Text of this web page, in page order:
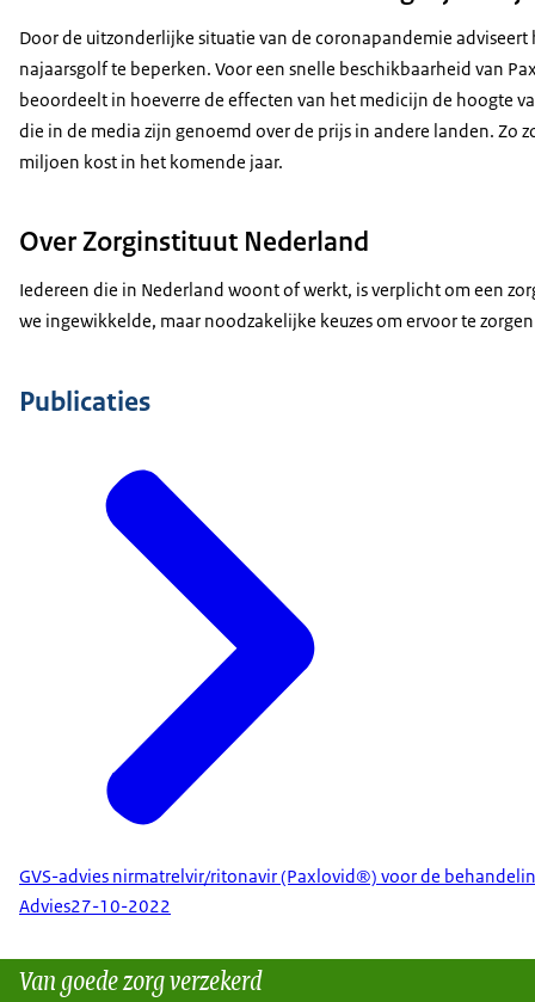
Door de uitzonderlijke situatie van de coronapandemie
najaarsgolf te beperken. Voor een snelle beschikbaarheid van
beoordeelt in hoeverre de effecten van het medicijn de hoogte
die in de media zijn genoemd over de prijs in andere landen.
miljoen kost in het komende jaar.
Over Zorginstituut Nederland
Iedereen die in Nederland woont of werkt, is verplicht om een
we ingewikkelde, maar noodzakelijke keuzes om ervoor te
Publicaties
GVS-advies nirmatrelvir/ritonavir (Paxlovid®) voor de
Advies27-10-2022
Van goede zorg verzekerd